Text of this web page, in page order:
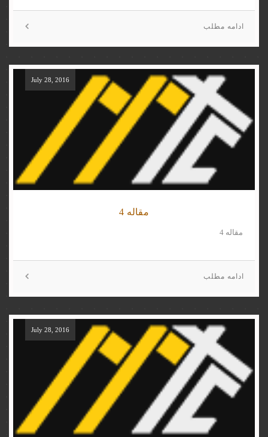
ادامه مطلب
July 28, 2016
مقاله 4
مقاله 4
ادامه مطلب
July 28, 2016